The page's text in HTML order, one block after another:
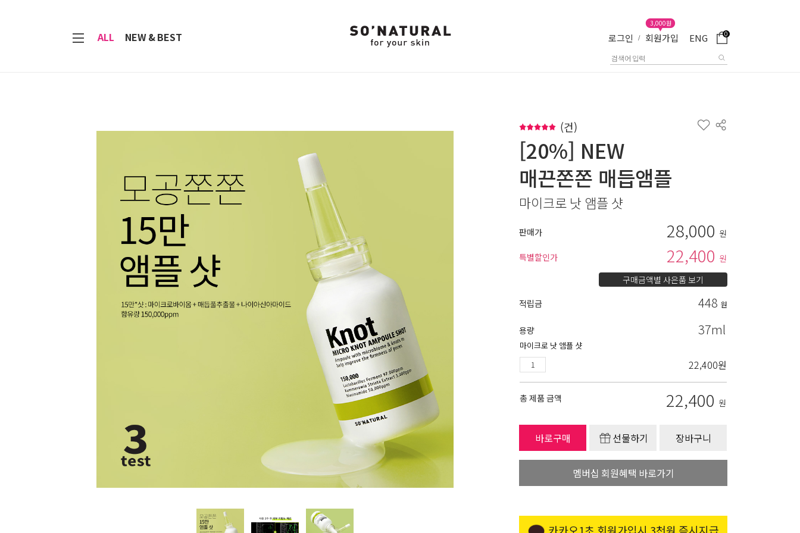
ALL NEW & BEST 로그인 / 회원가입
3,000원
ENG 0
(건)
[20%] NEW
매끈쫀쫀 매듭앰플
마이크로 낫 앰플 샷
판매가 28,000 원
특별할인가
22,400 원
구매금액별 사은품 보기
적립금
448 원
용량 37ml
마이크로 낫 앰플 샷
22,400원
총 제품 금액 22,400 원
바로구매 선물하기 장바구니
멤버십 회원혜택 바로가기